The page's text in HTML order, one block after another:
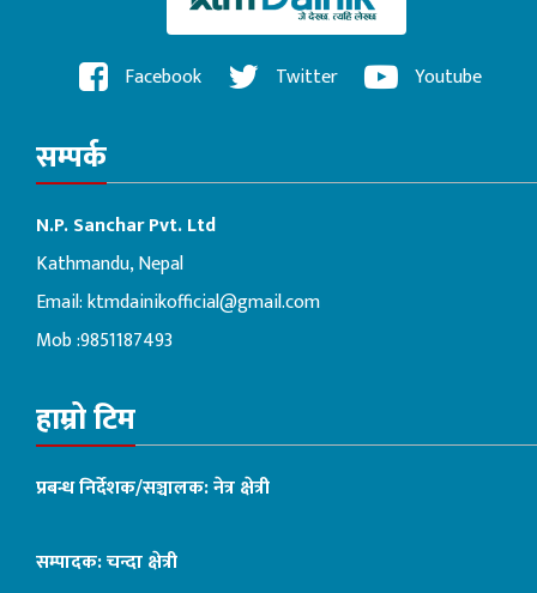
Facebook Twitter Youtube
सम्पर्क
N.P. Sanchar Pvt. Ltd
Kathmandu, Nepal
Email:ktmdainikofficial@gmail.com
Mob :9851187493
हाम्रो टिम
प्रबन्ध निर्देशक/सञ्चालक: नेत्र क्षेत्री
सम्पादक: चन्दा क्षेत्री